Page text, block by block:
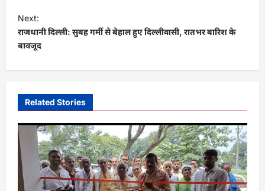
t
n
a
v
g
a
t
o
Next:
राजधानी दिल्ली: सुबह गर्मी से बेहाल हुए दिल्लीवासी, रातभर बारिश के
बावजूद
Related Stories